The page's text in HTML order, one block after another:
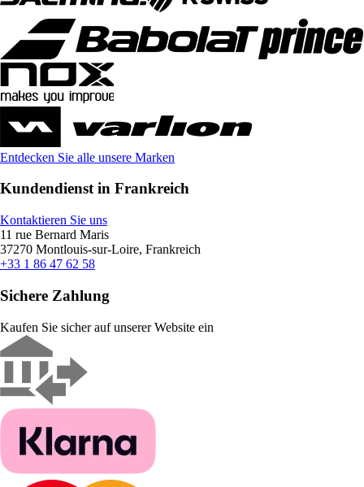
Entdecken Sie alle unsere Marken
Kundendienst in Frankreich
Kontaktieren Sie uns
11 rue Bernard Maris
37270 Montlouis-sur-Loire, Frankreich
+33 1 86 47 62 58
Sichere Zahlung
Kaufen Sie sicher auf unserer Website ein